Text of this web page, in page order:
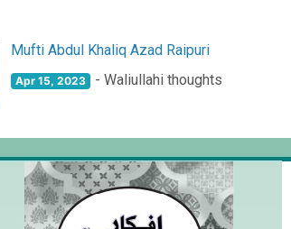
Mufti Abdul Khaliq Azad Raipuri
Apr 15, 2023 - Waliullahi thoughts